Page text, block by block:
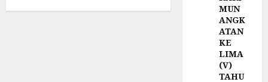
MUN
ANGK
ATAN
KE
LIMA
(V)
TAHU